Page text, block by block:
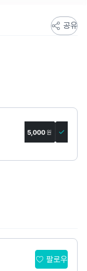
공유
팔로우